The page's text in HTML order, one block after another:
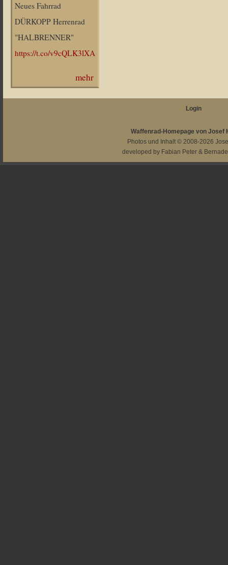
Neues Fahrrad
DÜRKOPP Herrenrad
"HALBRENNER"
https://t.co/v9cQLK3lXA
mehr
Login
Waffenrad-Homepage von Josef
Photos und Inhalt © 2008-2026
developed by Fabian Peter &